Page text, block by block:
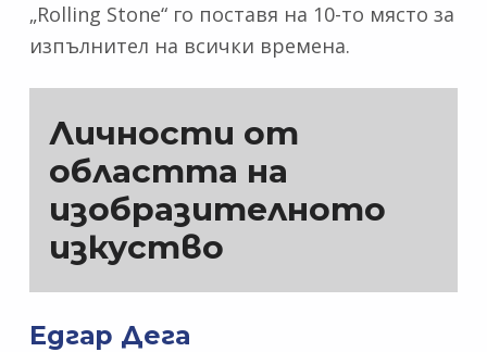
„Rolling Stone“ го поставя на 10-то място за
изпълнител на всички времена.
Личности от
областта на
изобразителното
изкуство
Едгар Дега